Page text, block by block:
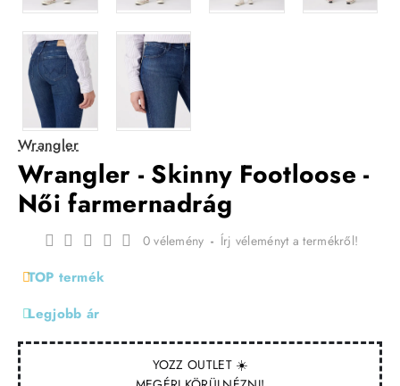
Wrangler
Wrangler - Skinny Footloose -
Női farmernadrág
YOZZ OUTLET ☀️
TOP termék
Legjobb ár
0 vélemény - Írj véleményt a termékről!